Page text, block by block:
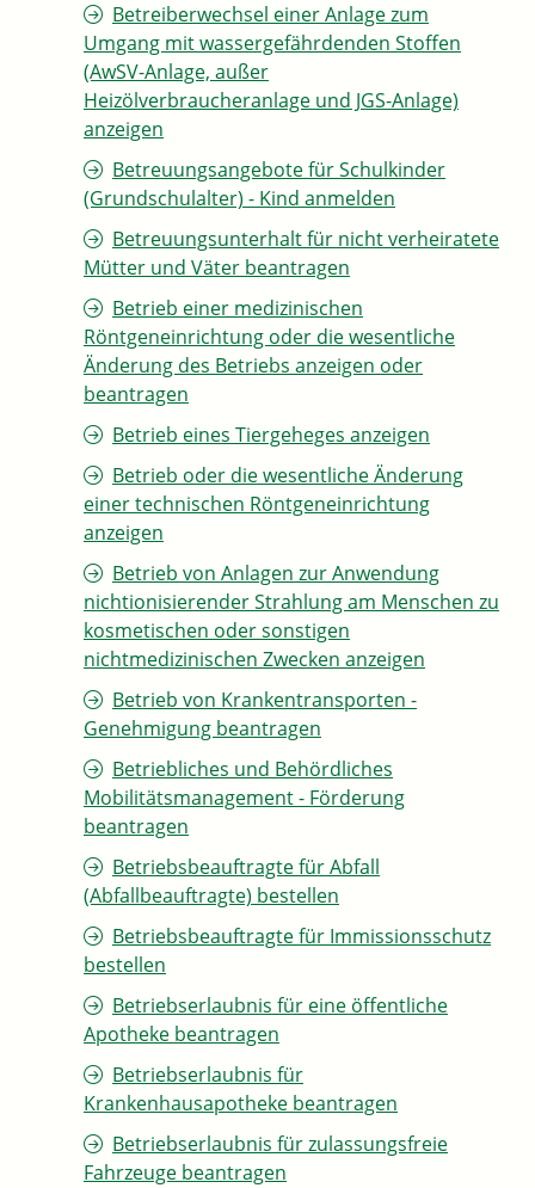
Betreiberwechsel einer Anlage zum
Umgang mit wassergefährdenden Stoffen
(AwSV-Anlage, außer
Heizölverbraucheranlage und JGS-Anlage)
anzeigen
Betreuungsangebote für Schulkinder
(Grundschulalter) - Kind anmelden
Betreuungsunterhalt für nicht verheiratete
Mütter und Väter beantragen
Betrieb einer medizinischen
Röntgeneinrichtung oder die wesentliche
Änderung des Betriebs anzeigen oder
beantragen
Betrieb eines Tiergeheges anzeigen
Betrieb oder die wesentliche Änderung
einer technischen Röntgeneinrichtung
anzeigen
Betrieb von Anlagen zur Anwendung
nichtionisierender Strahlung am Menschen zu
kosmetischen oder sonstigen
nichtmedizinischen Zwecken anzeigen
Betrieb von Krankentransporten -
Genehmigung beantragen
Betriebliches und Behördliches
Mobilitätsmanagement - Förderung
beantragen
Betriebsbeauftragte für Abfall
(Abfallbeauftragte) bestellen
Betriebsbeauftragte für Immissionsschutz
bestellen
Betriebserlaubnis für eine öffentliche
Apotheke beantragen
Betriebserlaubnis für
Krankenhausapotheke beantragen
Betriebserlaubnis für zulassungsfreie
Fahrzeuge beantragen